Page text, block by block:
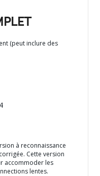
(peut inclure des
à reconnaissance
Cette version
accommoder les
lentes.